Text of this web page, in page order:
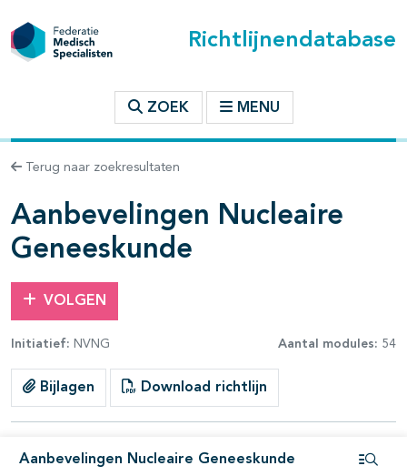
Richtlijnendatabase
ZOEK MENU
Terug naar zoekresultaten
Aanbevelingen Nucleaire
Geneeskunde
VOLGEN
Initiatief: NVNG Aantal modules: 54
Bijlagen Download richtlijn
Aanbevelingen Nucleaire Geneeskunde
binnen deze richtlijn
open- en dichtklappen